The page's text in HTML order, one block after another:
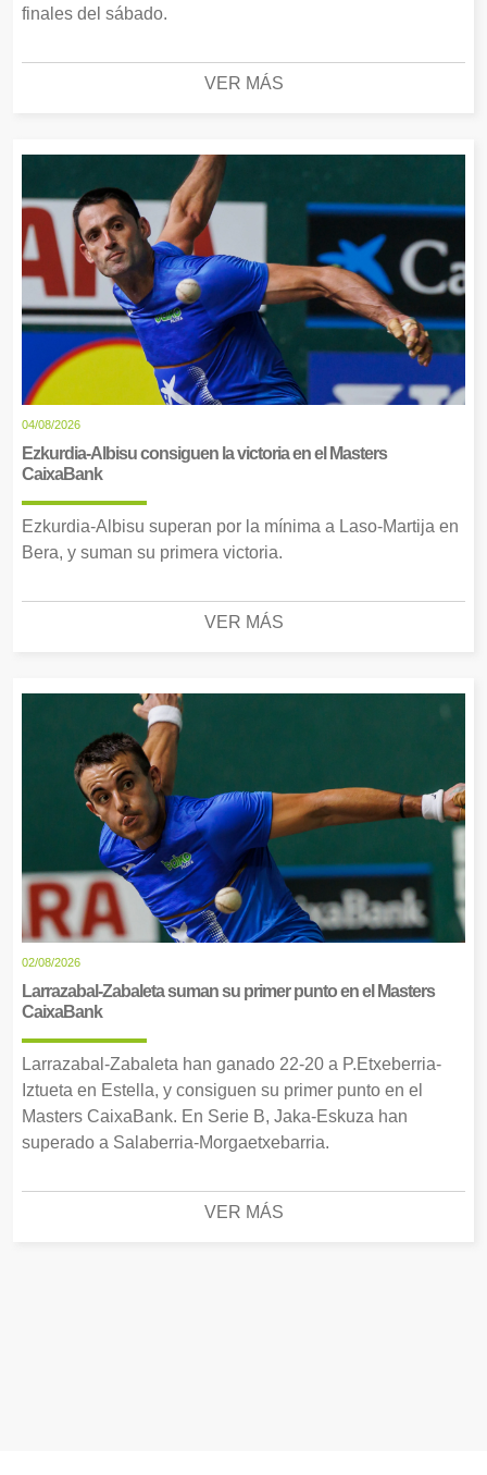
finales del sábado.
VER MÁS
04/08/2026
Ezkurdia-Albisu consiguen la victoria en el Masters
CaixaBank
Ezkurdia-Albisu superan por la mínima a Laso-Martija en
Bera, y suman su primera victoria.
VER MÁS
02/08/2026
Larrazabal-Zabaleta suman su primer punto en el Masters
CaixaBank
Larrazabal-Zabaleta han ganado 22-20 a P.Etxeberria-
Iztueta en Estella, y consiguen su primer punto en el
Masters CaixaBank. En Serie B, Jaka-Eskuza han
superado a Salaberria-Morgaetxebarria.
VER MÁS